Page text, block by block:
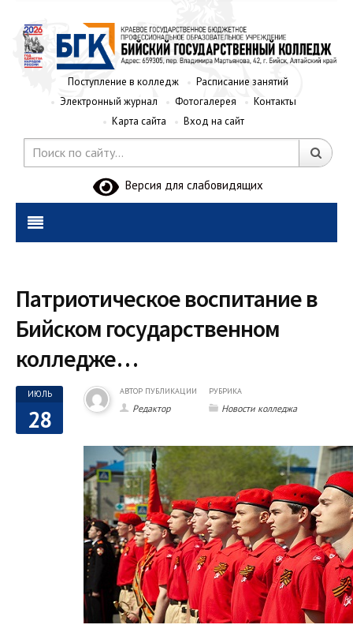
Поступление в колледж
Расписание занятий
Электронный журнал
Фотогалерея
Контакты
Карта сайта
Вход на сайт
Версия для слабовидящих
Патриотическое воспитание в
Бийском государственном
колледже…
ИЮЛЬ
28
АВТОР ПУБЛИКАЦИИ
Редактор
РУБРИКА
Новости колледжа